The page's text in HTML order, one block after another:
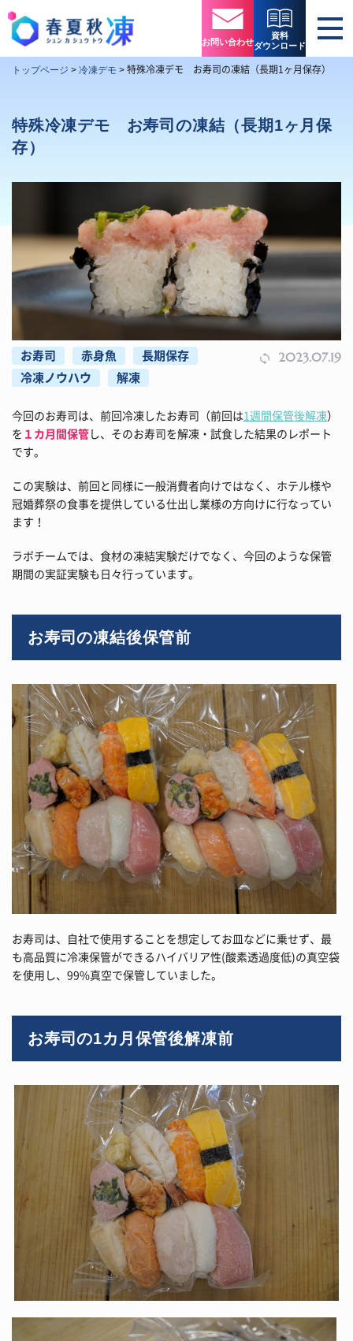
お問い合わせ
資料
ダウンロード
トップページ > 冷凍デモ > 特殊冷凍デモ お寿司の凍結（長期1ヶ月保存）
特殊冷凍デモ お寿司の凍結（長期1ヶ月保
存）
お寿司 赤身魚
長期保存
冷凍ノウハウ
解凍
2023.07.19
今回のお寿司は、前回冷凍したお寿司（前回は1週間保管後解凍）
を １カ月間保管し、そのお寿司を解凍・試食した結果のレポート
です。
この実験は、前回と同様に一般消費者向けではなく、ホテル様や
冠婚葬祭の食事を提供している仕出し業様の方向けに行なってい
ます！
ラボチームでは、食材の凍結実験だけでなく、今回のような保管
期間の実証実験も日々行っています。
お寿司の凍結後保管前
お寿司は、自社で使用することを想定してお皿などに乗せず、最
も高品質に冷凍保管ができるハイバリア性(酸素透過度低)の真空袋
を使用し、99%真空で保管していました。
お寿司の1カ月保管後解凍前